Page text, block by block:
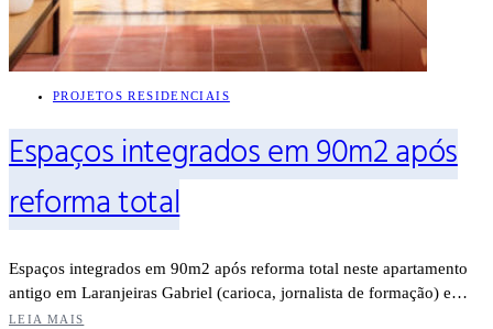
PROJETOS RESIDENCIAIS
Espaços integrados em 90m2 após
reforma total
Espaços integrados em 90m2 após reforma total neste apartamento
antigo em Laranjeiras Gabriel (carioca, jornalista de formação) e…
LEIA MAIS